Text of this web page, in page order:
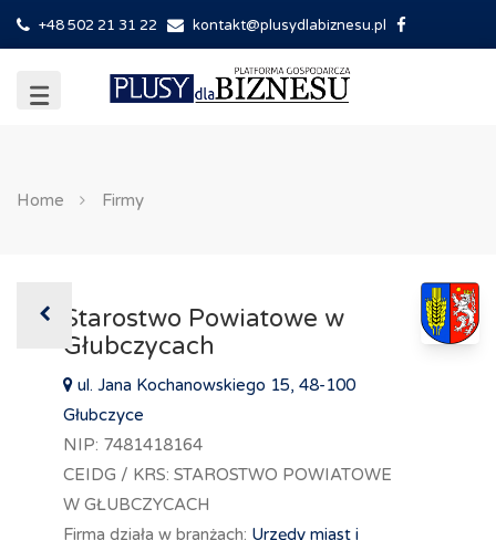
+48 502 21 31 22 kontakt@plusydlabiznesu.pl
Home Firmy
Starostwo Powiatowe w
Głubczycach
ul. Jana Kochanowskiego 15, 48-100
Głubczyce
NIP: 7481418164
CEIDG / KRS: STAROSTWO POWIATOWE
W GŁUBCZYCACH
Firma działa w branżach: Urzędy miast i